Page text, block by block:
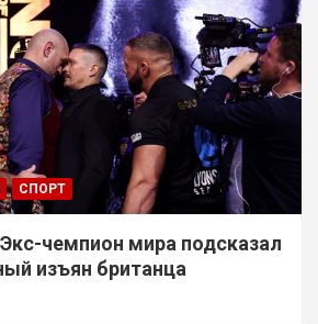
СПОРТ
чемпион мира подсказал
изъян британца